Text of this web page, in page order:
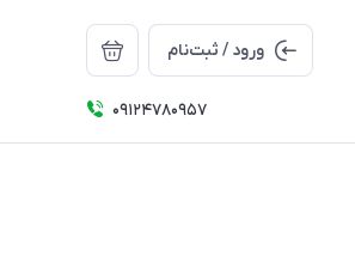
ورود / ثبت‌نام
09124780957